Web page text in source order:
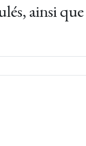
ainsi